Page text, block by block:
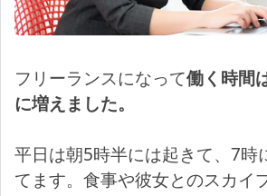
フリーランスになって働く時間
に増えました。
平日は朝5時半には起きて、7時
てます。食事や彼女とのスカイ